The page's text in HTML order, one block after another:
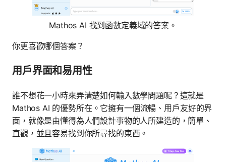
Mathos AI 找到函數定義域的答案。
你更喜歡哪個答案？
用戶界面和易用性
誰不想花一小時來弄清楚如何輸入數學問題呢？這就是
Mathos AI 的優勢所在。它擁有一個流暢、用戶友好的界
面，就像是由懂得為人們設計事物的人所建造的，簡單、
直觀，並且容易找到你所尋找的東西。